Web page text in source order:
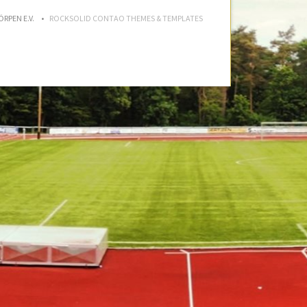
E.V. ROCKSOLID CONTAO THEMES & TEMPLATES